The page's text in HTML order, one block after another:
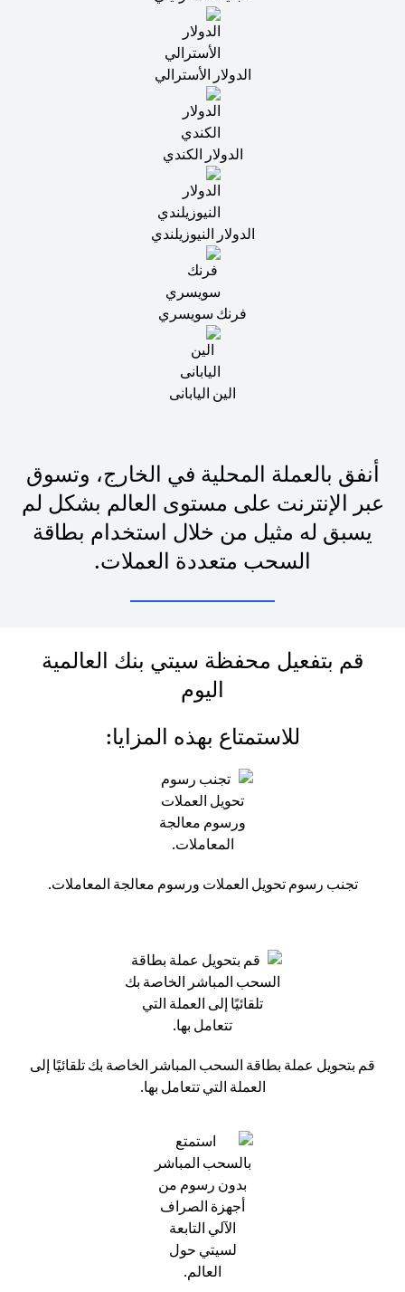
الدولار الأسترالي
الدولار الكندي
الدولار النيوزيلندي
فرنك سويسري
الين اليابانى
أنفق بالعملة المحلية في الخارج، وتسوق
عبر الإنترنت على مستوى العالم بشكل لم
يسبق له مثيل من خلال استخدام بطاقة
السحب متعددة العملات.
قم بتفعيل محفظة سيتي بنك العالمية
اليوم
للاستمتاع بهذه المزايا:
تجنب رسوم تحويل العملات ورسوم معالجة المعاملات.
قم بتحويل عملة بطاقة السحب المباشر الخاصة بك تلقائيًا إلى
العملة التي تتعامل بها.